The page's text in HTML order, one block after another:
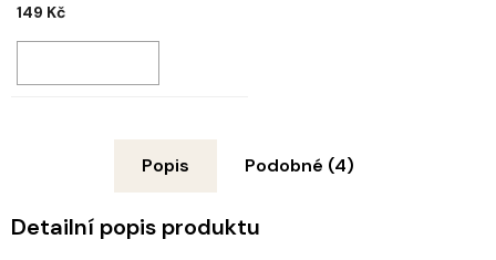
149 Kč
Popis Podobné (4)
Detailní popis produktu